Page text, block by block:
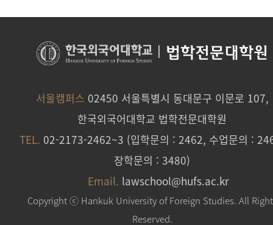
법학전문대학원
서울캠퍼스 02450 서울특별시 동대문구 이문로 107,
한국외국어대학교 법학전문대학원
TEL. 02-2173-2462~3 (입학문의 : 2462, 수업문의 :
장학문의 : 3480)
Email. lawschool@hufs.ac.kr
Copyright ⓒ Hankuk University of Foreign Studies. All
Reserved.